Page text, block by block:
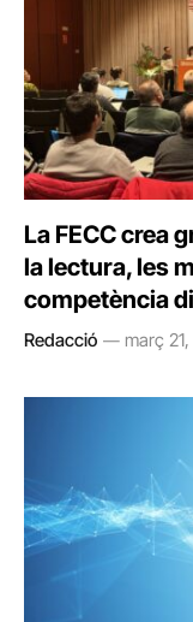
La FECC crea
la lectura, les
competència
Redacció març